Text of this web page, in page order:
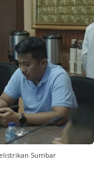
Sumbar